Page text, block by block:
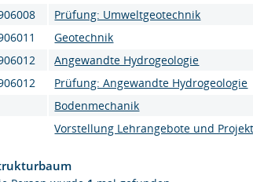
Prüfung: Umweltgeotechnik
Geotechnik
Angewandte Hydrogeologie
Prüfung: Angewandte Hydrogeologie
Bodenmechanik
Vorstellung Lehrangebote und